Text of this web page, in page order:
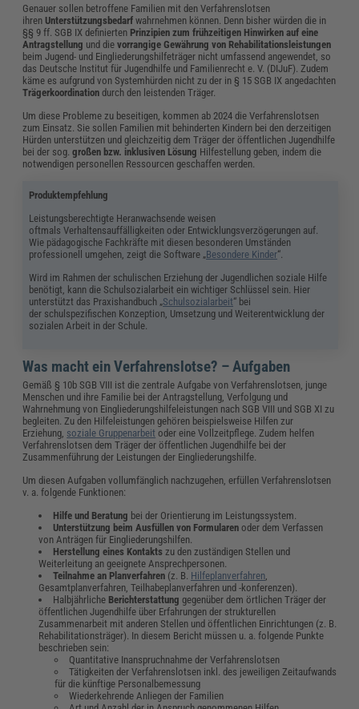
Genauer sollen betroffene Familien mit den Verfahrenslotsen
ihren Unterstützungsbedarf wahrnehmen können. Denn bisher würden die in
§§ 9 ff. SGB IX definierten Prinzipien zum frühzeitigen Hinwirken auf eine
Antragstellung und dievorrangige Gewährung von Rehabilitationsleistungen
beim Jugend- und Eingliederungshilfeträger nicht umfassend angewendet, so
das Deutsche Institut für Jugendhilfe und Familienrecht e. V. (DIJuF). Zudem
käme es aufgrund von Systemhürden nicht zu der in § 15 SGB IX angedachten
Trägerkoordination durch den leistenden Träger.
Um diese Probleme zu beseitigen, kommen ab 2024 die Verfahrenslotsen
zum Einsatz. Sie sollen Familien mit behinderten Kindern bei den derzeitigen
Hürden unterstützen und gleichzeitig dem Träger der öffentlichen Jugendhilfe
bei der sog.großen bzw. inklusiven Lösung Hilfestellung geben, indem die
notwendigen personellen Ressourcen geschaffen werden.
Produktempfehlung
Leistungsberechtigte Heranwachsende weisen
oftmals Verhaltensauffälligkeiten oder Entwicklungsverzögerungen auf.
Wie pädagogische Fachkräfte mit diesen besonderen Umständen
professionell umgehen, zeigt die Software „Besondere Kinder“.
Wird im Rahmen der schulischen Erziehung der Jugendlichen soziale Hilfe
benötigt, kann die Schulsozialarbeit ein wichtiger Schlüssel sein. Hier
unterstützt das Praxishandbuch „Schulsozialarbeit“ bei
der schulspezifischen Konzeption, Umsetzung und Weiterentwicklung der
sozialen Arbeit in der Schule.
Was macht ein Verfahrenslotse? – Aufgaben
Gemäß § 10b SGB VIII ist die zentrale Aufgabe von Verfahrenslotsen, junge
Menschen und ihre Familie bei der Antragstellung, Verfolgung und
Wahrnehmung von Eingliederungshilfeleistungen nach SGB VIII und SGB XI zu
begleiten. Zu den Hilfeleistungen gehören beispielsweise Hilfen zur
Erziehung, soziale Gruppenarbeit oder eine Vollzeitpflege. Zudem helfen
Verfahrenslotsen dem Träger der öffentlichen Jugendhilfe bei der
Zusammenführung der Leistungen der Eingliederungshilfe.
Um diesen Aufgaben vollumfänglich nachzugehen, erfüllen Verfahrenslotsen
v. a. folgende Funktionen:
Hilfe und Beratung bei der Orientierung im Leistungssystem.
Unterstützung beim Ausfüllen von Formularen oder dem Verfassen
von Anträgen für Eingliederungshilfen.
Herstellung eines Kontakts zu den zuständigen Stellen und
Weiterleitung an geeignete Ansprechpersonen.
Teilnahme an Planverfahren (z. B. Hilfeplanverfahren
Gesamtplanverfahren, Teilhabeplanverfahren und -konferenzen).
Halbjährliche Berichterstattung gegenüber dem örtlichen Träger der
öffentlichen Jugendhilfe über Erfahrungen der strukturellen
Zusammenarbeit mit anderen Stellen und öffentlichen Einrichtungen (z. B.
Rehabilitationsträger). In diesem Bericht müssen u. a. folgende Punkte
beschrieben sein:
Quantitative Inanspruchnahme der Verfahrenslotsen
Tätigkeiten der Verfahrenslotsen inkl. des jeweiligen Zeitaufwands
für die künftige Personalbemessung
Wiederkehrende Anliegen der Familien